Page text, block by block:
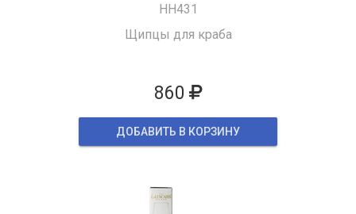
HH431
Щипцы для краба
860
ДОБАВИТЬ В КОРЗИНУ